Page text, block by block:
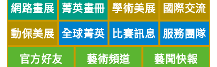
網路畫展 菁英畫冊 學術美展 國際交流
動保美展 全球菁英 比賽訊息 服務團隊
官方好友 藝術頻道 藝聞快報